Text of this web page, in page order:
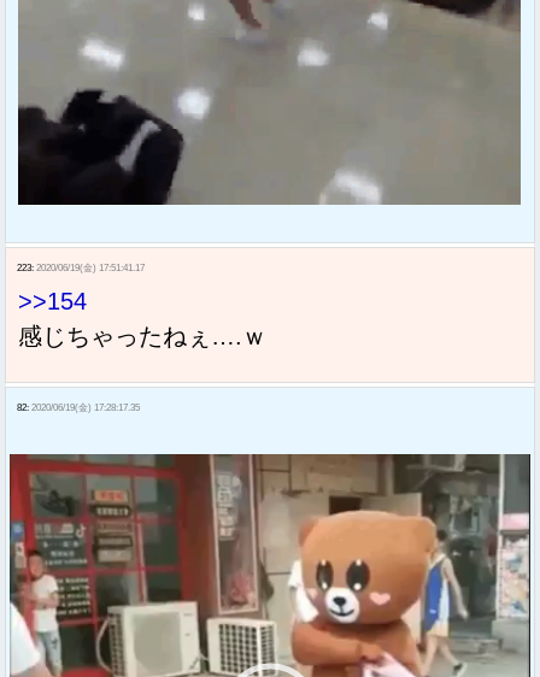
223: 2020/06/19(金) 17:51:41.17
>>154
感じちゃったねぇ….ｗ
82: 2020/06/19(金) 17:28:17.35
プ
レ
ー
ヤ
ー